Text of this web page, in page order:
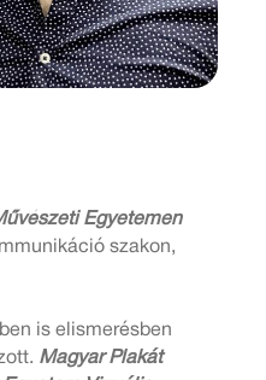
Egyetemen
szakon,
is elismerésben
Magyar Plakát